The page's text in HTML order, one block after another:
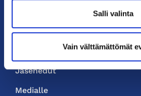
Salli valinta
Vain välttämättömät
Liity jäseneksi
Neuvonta ja palvelut
Jäsenedut
Medialle